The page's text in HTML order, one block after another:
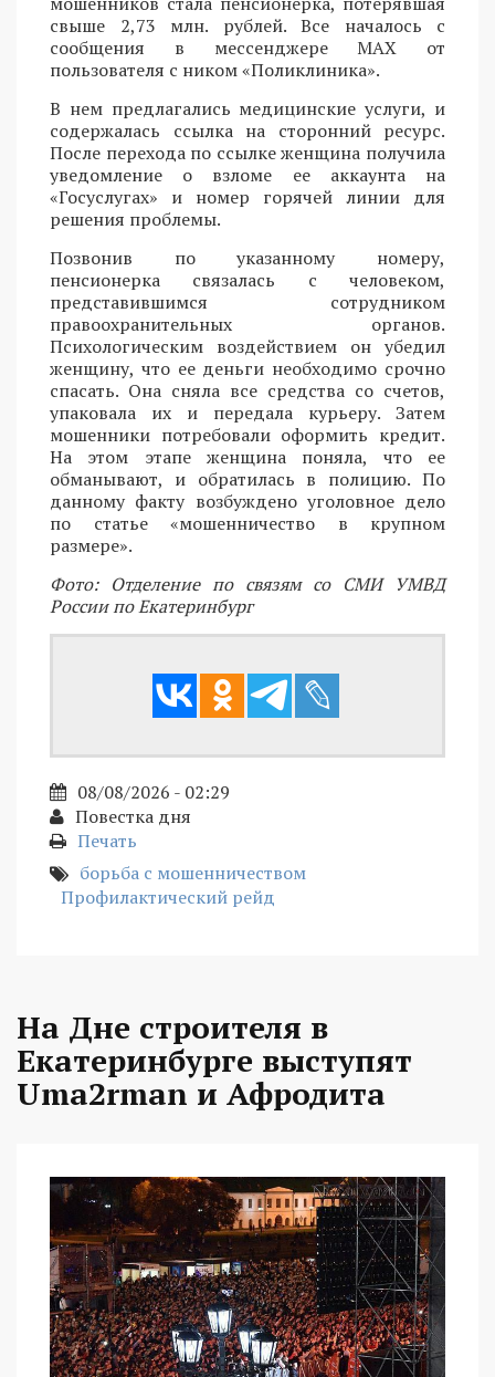
свыше 2,73 млн. рублей. Все началось с
сообщения в мессенджере MAX от
пользователя с ником «Поликлиника».
В нем предлагались медицинские услуги, и
содержалась ссылка на сторонний ресурс.
После перехода по ссылке женщина получила
уведомление о взломе ее аккаунта на
«Госуслугах» и номер горячей линии для
решения проблемы.
Позвонив по указанному номеру,
пенсионерка связалась с человеком,
представившимся сотрудником
правоохранительных органов.
Психологическим воздействием он убедил
женщину, что ее деньги необходимо срочно
спасать. Она сняла все средства со счетов,
упаковала их и передала курьеру. Затем
мошенники потребовали оформить кредит.
На этом этапе женщина поняла, что ее
обманывают, и обратилась в полицию. По
данному факту возбуждено уголовное дело
по статье «мошенничество в крупном
размере».
Фото: Отделение по связям со СМИ УМВД
России по Екатеринбург
08/08/2026 - 02:29
Повестка дня
Печать
борьба с мошенничеством
Профилактический рейд
На Дне строителя в
Екатеринбурге выступят
Uma2rman и Афродита